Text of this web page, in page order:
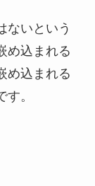
ないという
め込まれる
め込まれる
。